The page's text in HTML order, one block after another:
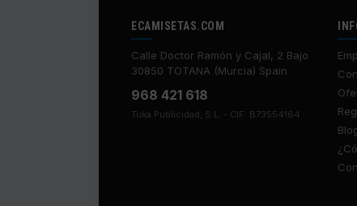
ECAMISETAS.COM
Calle Doctor Ramón y Cajal, 2 Bajo
30850 TOTANA (Murcia) Spain
968 421 618
Tuka Publicidad, S.L. - CIF: B73554164